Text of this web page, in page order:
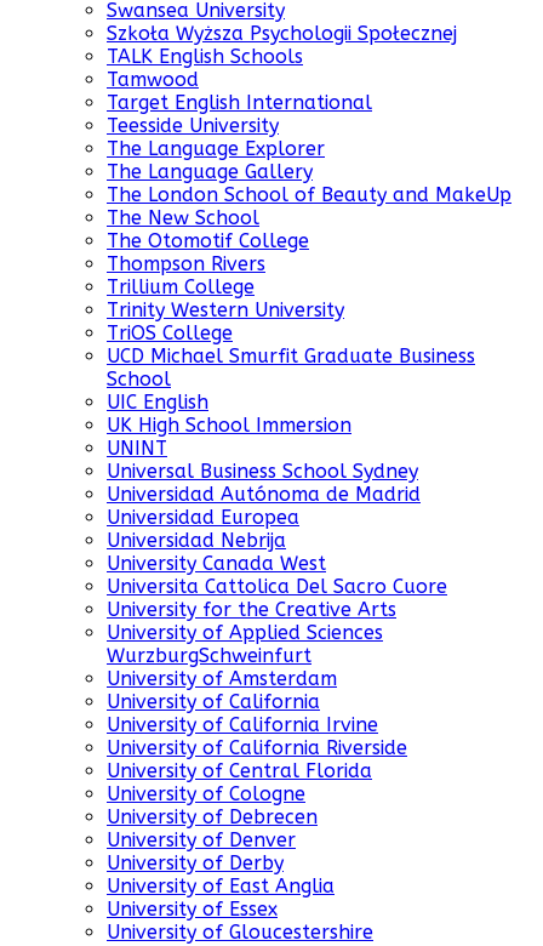
Swansea University
Szkoła Wyższa Psychologii Społecznej
TALK English Schools
Tamwood
Target English International
Teesside University
The Language Explorer
The Language Gallery
The London School of Beauty and MakeUp
The New School
The Otomotif College
Thompson Rivers
Trillium College
Trinity Western University
TriOS College
UCD Michael Smurfit Graduate Business
School
UIC English
UK High School Immersion
UNINT
Universal Business School Sydney
Universidad Autónoma de Madrid
Universidad Europea
Universidad Nebrija
University Canada West
Universita Cattolica Del Sacro Cuore
University for the Creative Arts
University of Applied Sciences
WurzburgSchweinfurt
University of Amsterdam
University of California
University of California Irvine
University of California Riverside
University of Central Florida
University of Cologne
University of Debrecen
University of Denver
University of Derby
University of East Anglia
University of Essex
University of Gloucestershire